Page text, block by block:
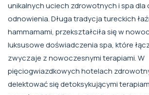
unikalnych uciech zdrowotnych i spa
odnowienia. Długa tradycja tureckich
hammamami, przekształciła się w
luksusowe doświadczenia spa, które
zwyczaje z nowoczesnymi terapiami. W
pięciogwiazdkowych hotelach
delektować się detoksykującymi